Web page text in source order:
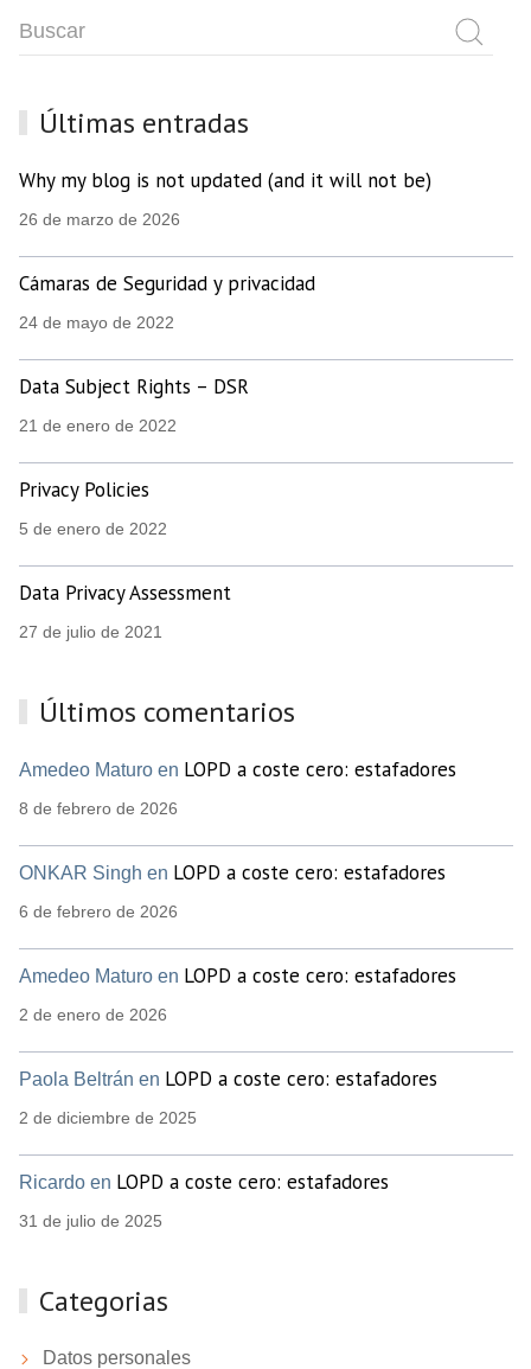
Últimas entradas
Why my blog is not updated (and it will not be)
26 de marzo de 2026
Cámaras de Seguridad y privacidad
24 de mayo de 2022
Data Subject Rights – DSR
21 de enero de 2022
Privacy Policies
5 de enero de 2022
Data Privacy Assessment
27 de julio de 2021
Últimos comentarios
Amedeo Maturo en LOPD a coste cero: estafadores
8 de febrero de 2026
ONKAR Singh en LOPD a coste cero: estafadores
6 de febrero de 2026
Amedeo Maturo en LOPD a coste cero: estafadores
2 de enero de 2026
Paola Beltrán en LOPD a coste cero: estafadores
2 de diciembre de 2025
Ricardo en LOPD a coste cero: estafadores
31 de julio de 2025
Categorias
Datos personales